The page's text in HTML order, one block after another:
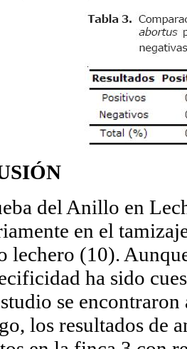
del Anillo en
en el
lechero (10).
ha sido
se
los resultados de